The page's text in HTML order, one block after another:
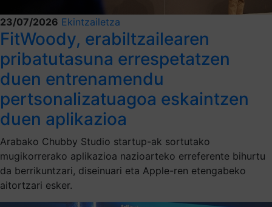
23/07/2026 Ekintzailetza
FitWoody, erabiltzailearen
pribatutasuna errespetatzen
duen entrenamendu
pertsonalizatuagoa eskaintzen
duen aplikazioa
Arabako Chubby Studio startup-ak sortutako
mugikorrerako aplikazioa nazioarteko erreferente bihurtu
da berrikuntzari, diseinuari eta Apple-ren etengabeko
aitortzari esker.